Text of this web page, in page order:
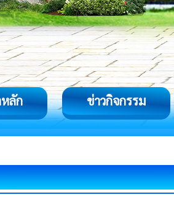
ลัก ข่าวกิจกรรม